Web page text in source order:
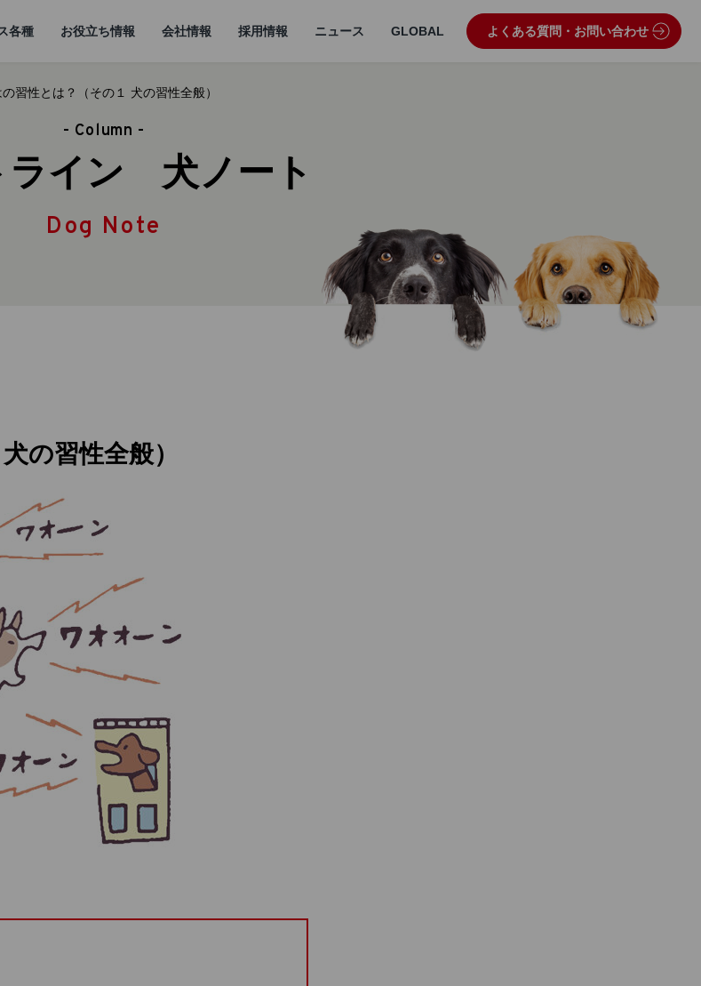
製品・品質管理 動物病院専用フード
各種
どうぶつ病院宅配便
お役立ち情報
狂犬病予防
会社情報
企業理念・ビジョン
採用情報 ニュース GLOBAL よくある質問・お問い合わせ
習性とは？（その１ 犬の習性全般）
- Column -
ライン 犬ノート
Dog Note
の習性全般）